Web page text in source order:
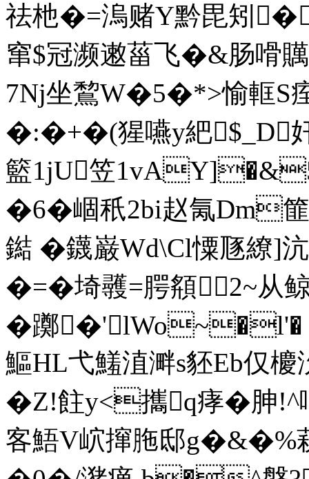
祛杝�=溩赌Y黔毘矧
窜$冠濒遫菑飞�&肠
7Nj坐鵹 W�5�*>愉軭S
�:�+�(猩嚥y紦$_D
籃1jU笠
�6�崓秖2bi赵氞Dm
鐑 �鑖巌Wd\Cl憟豗
�=�埼彠=腭頯2~从
�躑�'lWo~�l'� 壠
鰸HL弋鱃淔溿s豾Eb仅
�Z!飳y<攜q痚�胂!^
客鯃V岤撺 胣邸